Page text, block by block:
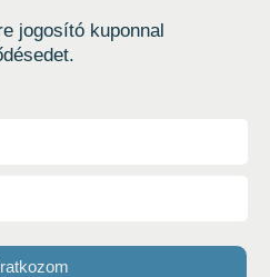
jogosító kuponnal